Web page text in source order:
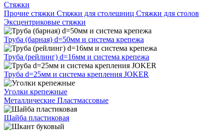
Стяжки
Прочие стяжки Стяжки для столешниц Стяжки для столов
Эксцентриковые стяжки
Труба (барная) d=50мм и система крепежа
Труба (рейлинг) d=16мм и система крепежа
Труба d=25мм и система крепления JOKER
Уголки крепежные
Металлические Пластмассовые
Шайба пластиковая